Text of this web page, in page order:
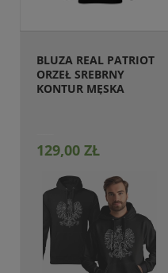
Przejdź do produktu
BLUZA REAL PATRIOT
ORZEŁ SREBRNY
KONTUR MĘSKA
129,00 ZŁ